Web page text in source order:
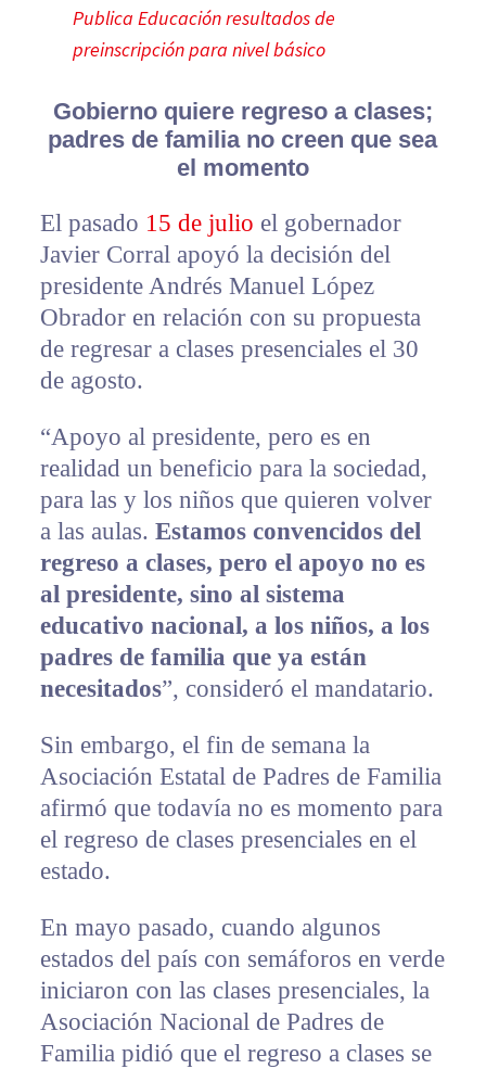
Publica Educación resultados de
preinscripción para nivel básico
Gobierno quiere regreso a clases;
padres de familia no creen que sea
el momento
El pasado 15 de julio el gobernador
Javier Corral apoyó la decisión del
presidente Andrés Manuel López
Obrador en relación con su propuesta
de regresar a clases presenciales el 30
de agosto.
“Apoyo al presidente, pero es en
realidad un beneficio para la sociedad,
para las y los niños que quieren volver
a las aulas. Estamos convencidos del
regreso a clases, pero el apoyo no es
al presidente, sino al sistema
educativo nacional, a los niños, a los
padres de familia que ya están
necesitados”, consideró el mandatario.
Sin embargo, el fin de semana la
Asociación Estatal de Padres de Familia
afirmó que todavía no es momento para
el regreso de clases presenciales en el
estado.
En mayo pasado, cuando algunos
estados del país con semáforos en verde
iniciaron con las clases presenciales, la
Asociación Nacional de Padres de
Familia pidió que el regreso a clases se